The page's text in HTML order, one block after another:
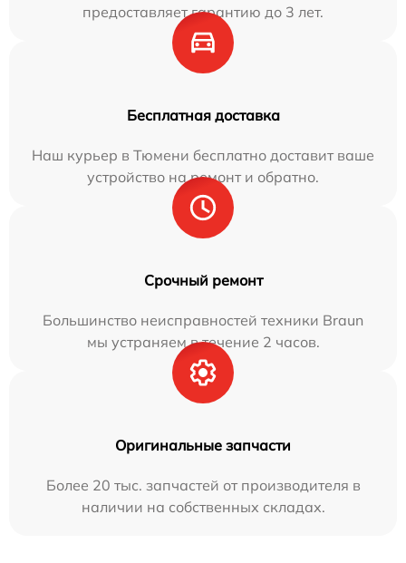
предоставляет гарантию до 3 лет.
Бесплатная доставка
Наш курьер в Тюмени бесплатно доставит ваше
устройство на ремонт и обратно.
Срочный ремонт
Большинство неисправностей техники Braun
мы устраняем в течение 2 часов.
Оригинальные запчасти
Более 20 тыс. запчастей от производителя в
наличии на собственных складах.